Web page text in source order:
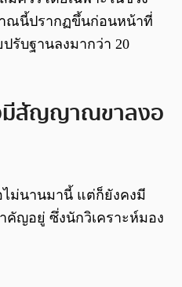
ณนี้ปรากฏขึ้นก่อนหน้าที่
รับฐานลงมากว่า 20
มีสัญญาณขาลงอ
ไม่นานมานี้ แต่ก็ยังคงมี
คัญอยู่ ซึ่งนักวิเคราะห์มอง